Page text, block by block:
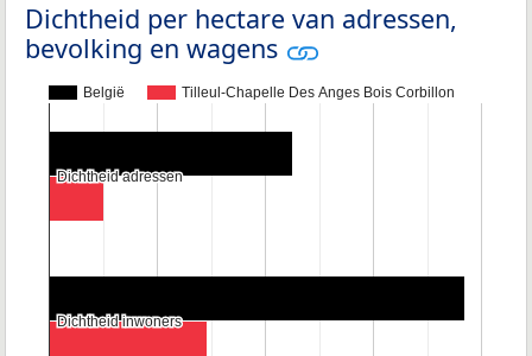
Dichtheid per hectare van adressen,
bevolking en wagens
België Tilleul-Chapelle Des Anges Bois Corbillon
Dichtheid adressen
Dichtheid adressen
Dichtheid inwoners
Dichtheid inwoners